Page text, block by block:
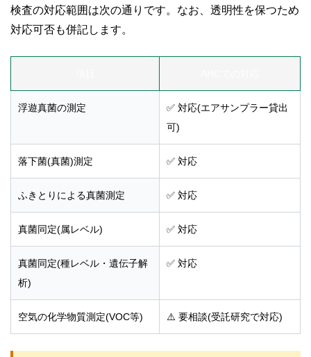
検査の対応範囲は次の通りです。なお、透明性を保つため
対応可否も併記します。
浮遊真菌の測定
✅ 対応(エアサンプラー貸出
可)
落下菌(真菌)測定 ✅ 対応
ふきとりによる真菌測定 ✅ 対応
真菌同定(属レベル) ✅ 対応
真菌同定(種レベル・遺伝子解
析)
✅ 対応
空気の化学物質測定(VOC等) ⚠️ 要相談(受託研究で対応)